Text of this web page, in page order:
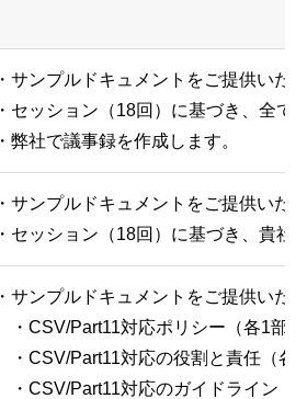
・サンプルドキュメントをご提供いた
・セッション（18回）に基づき、全
・弊社で議事録を作成します。
・サンプルドキュメントをご提供いた
・セッション（18回）に基づき、貴
・サンプルドキュメントをご提供いた
・CSV/Part11対応ポリシー（各1部）
・CSV/Part11対応の役割と責任（各
・CSV/Part11対応のガイドライン（